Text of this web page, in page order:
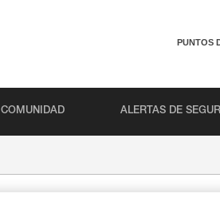
PUNTOS
COMUNIDAD ALERTAS DE